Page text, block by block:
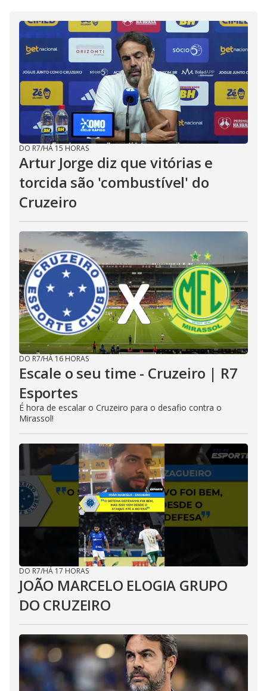
DO R7/HÁ 15 HORAS
Artur Jorge diz que vitórias e
torcida são 'combustível' do
Cruzeiro
DO R7/HÁ 16 HORAS
Escale o seu time - Cruzeiro | R7
Esportes
É hora de escalar o Cruzeiro para o desafio contra o
Mirassol!
DO R7/HÁ 17 HORAS
JOÃO MARCELO ELOGIA GRUPO
DO CRUZEIRO